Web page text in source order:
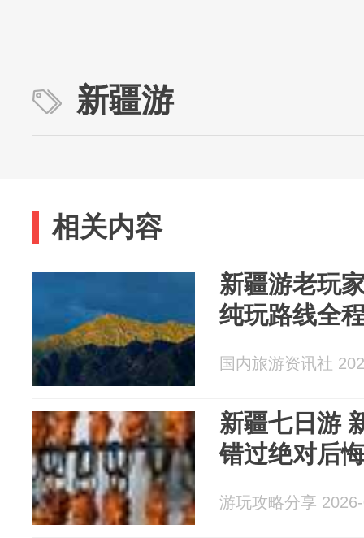
新疆游
相关内容
新疆游老玩
纯玩路线全
国内旅游资讯社
新疆七日游
错过绝对后
游玩攻略分享